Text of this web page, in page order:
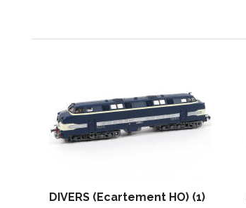
DIVERS (Ecartement HO) (1)